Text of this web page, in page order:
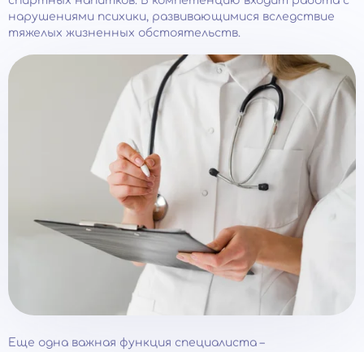
нарушениями психики, развивающимися вследствие
тяжелых жизненных обстоятельств.
Еще одна важная функция специалиста –